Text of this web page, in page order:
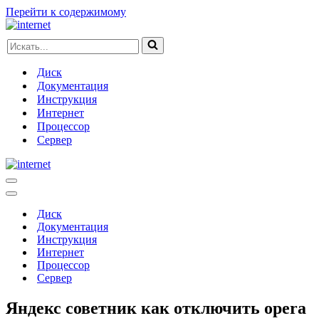
Перейти к содержимому
Искать...
Диск
Документация
Инструкция
Интернет
Процессор
Сервер
Меню
навигации
Меню
навигацииДиск
Документация
Инструкция
Интернет
Процессор
Сервер
Яндекс советник как отключить opera